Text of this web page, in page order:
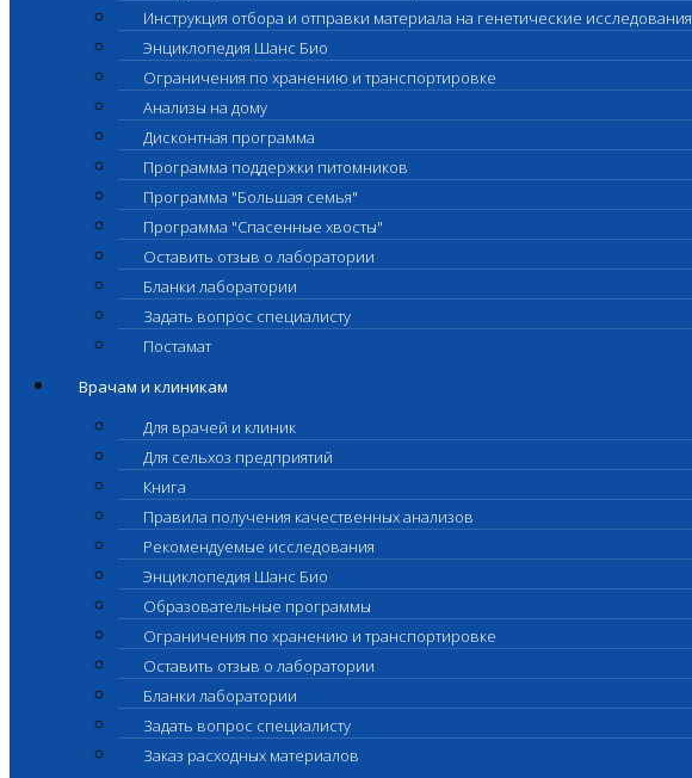
Инструкция отбора и отправки материала на генетические исследования
Энциклопедия Шанс Био
Ограничения по хранению и транспортировке
Анализы на дому
Дисконтная программа
Программа поддержки питомников
Программа "Большая семья"
Программа "Спасенные хвосты"
Оставить отзыв о лаборатории
Бланки лаборатории
Задать вопрос специалисту
Постамат
Врачам и клиникам
Для врачей и клиник
Для сельхоз предприятий
Книга
Правила получения качественных анализов
Рекомендуемые исследования
Энциклопедия Шанс Био
Образовательные программы
Ограничения по хранению и транспортировке
Оставить отзыв о лаборатории
Бланки лаборатории
Задать вопрос специалисту
Заказ расходных материалов